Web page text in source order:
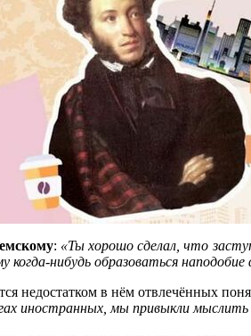
: «Ты хорошо сделал, что
нибудь образоваться
недостатком в нём отвлечённых
иностранных, мы привыкли